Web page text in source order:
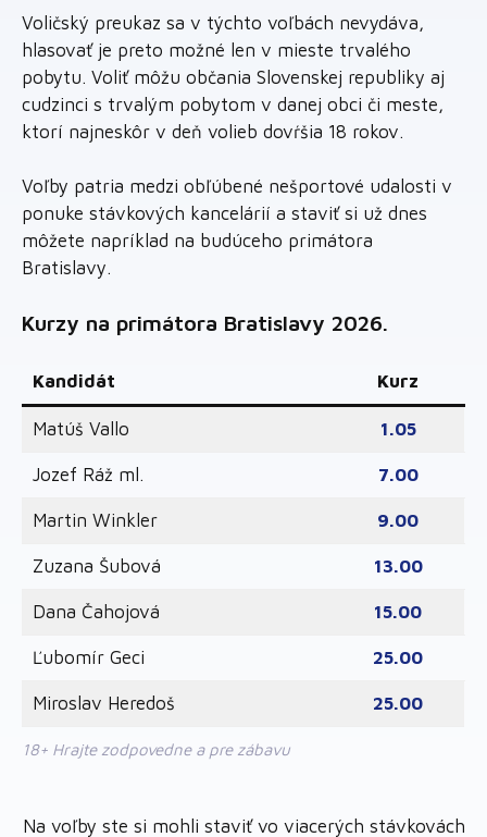
Voličský preukaz sa v týchto voľbách nevydáva,
hlasovať je preto možné len v mieste trvalého
pobytu. Voliť môžu občania Slovenskej republiky aj
cudzinci s trvalým pobytom v danej obci či meste,
ktorí najneskôr v deň volieb dovŕšia 18 rokov.
Voľby patria medzi obľúbené nešportové udalosti v
ponuke stávkových kancelárií a staviť si už dnes
môžete napríklad na budúceho primátora
Bratislavy.
Kurzy na primátora Bratislavy 2026.
Kandidát Kurz
Matúš Vallo 1.05
Jozef Ráž ml. 7.00
Martin Winkler 9.00
Zuzana Šubová 13.00
Dana Čahojová 15.00
Ľubomír Geci 25.00
Miroslav Heredoš 25.00
18+ Hrajte zodpovedne a pre zábavu
Na voľby ste si mohli staviť vo viacerých stávkovách